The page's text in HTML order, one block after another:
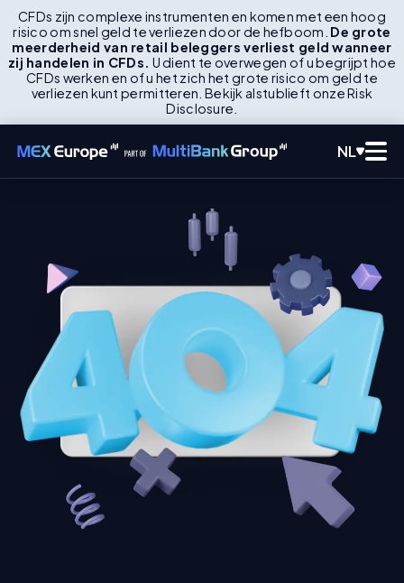
CFDs zijn complexe instrumenten en komen met een hoog
risico om snel geld te verliezen door de hefboom. De grote
meerderheid van retail beleggers verliest geld wanneer
zij handelen in CFDs. U dient te overwegen of u begrijpt hoe
CFDs werken en of u het zich het grote risico om geld te
verliezen kunt permitteren. Bekijk alstublieft onze Risk
Disclosure.
NL